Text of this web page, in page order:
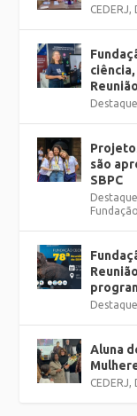
CEDERJ,
são
SBPC
Aluna
CEDERJ,